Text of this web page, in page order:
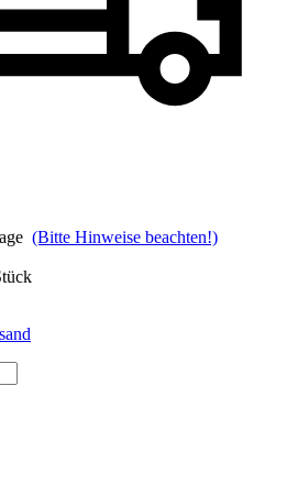
(Bitte Hinweise beachten!)